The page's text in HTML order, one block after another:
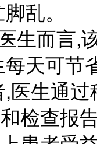
乱。
生而言,
天可节
医生通
检查报